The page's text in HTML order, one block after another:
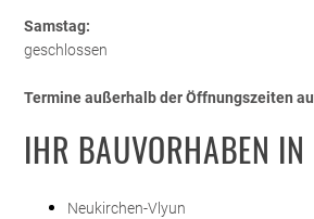
Samstag:
geschlossen
Termine außerhalb der Öffnungszeiten
IHR BAUVORHABEN IN
Neukirchen-Vlyun